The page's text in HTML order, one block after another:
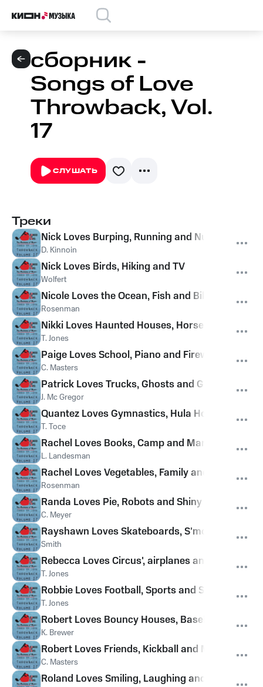
сборник -
Songs of Love
Throwback, Vol.
17
СЛУШАТЬ
Треки
Nick Loves Burping, Running and Nutella
D. Kinnoin
Nick Loves Birds, Hiking and TV
Wolfert
Nicole Loves the Ocean, Fish and Biking
Rosenman
Nikki Loves Haunted Houses, Horses and Glitter
T. Jones
Paige Loves School, Piano and Fireworks
C. Masters
Patrick Loves Trucks, Ghosts and Guitars
J. Mc Gregor
Quantez Loves Gymnastics, Hula Hoops and
T. Toce
Rachel Loves Books, Camp and Marshmallows
L. Landesman
Rachel Loves Vegetables, Family and Pirates
Rosenman
Randa Loves Pie, Robots and Shiny Items
C. Meyer
Rayshawn Loves Skateboards, S'mores and
Smith
Rebecca Loves Circus', airplanes and Bacon
T. Jones
Robbie Loves Football, Sports and Singing
T. Jones
Robert Loves Bouncy Houses, Baseball and Gifts
K. Brewer
Robert Loves Friends, Kickball and Marbles
C. Masters
Roland Loves Smiling, Laughing and Telling